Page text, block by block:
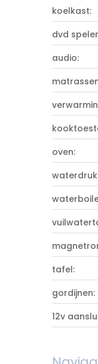
koelkast:
dvd
audio:
oven:
tafel:
gordijnen:
12v